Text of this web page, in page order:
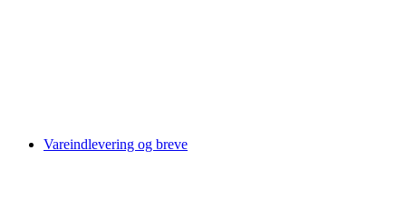
Vareindlevering og breve